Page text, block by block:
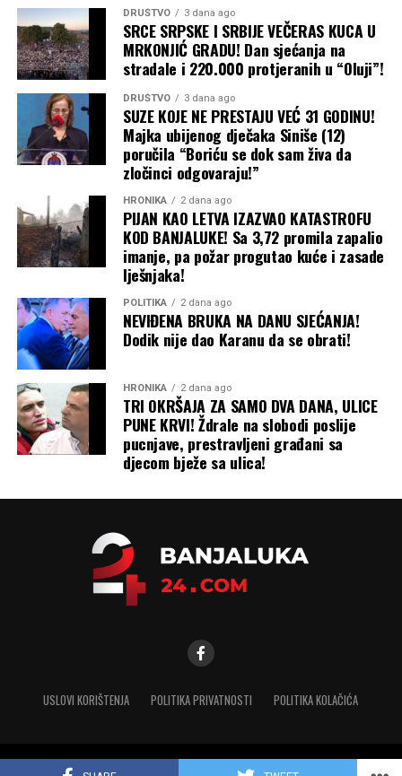
DRUŠTVO 3 dana ago
SRCE SRPSKE I SRBIJE VEČERAS KUCA U
MRKONJIĆ GRADU! Dan sjećanja na
stradale i 220.000 protjeranih u “Oluji”!
DRUŠTVO 3 dana ago
SUZE KOJE NE PRESTAJU VEĆ 31 GODINU!
Majka ubijenog dječaka Siniše (12)
poručila “Boriću se dok sam živa da
zločinci odgovaraju!”
HRONIKA 2 dana ago
PIJAN KAO LETVA IZAZVAO KATASTROFU
KOD BANJALUKE! Sa 3,72 promila zapalio
imanje, pa požar progutao kuće i zasade
lješnjaka!
POLITIKA 2 dana ago
NEVIĐENA BRUKA NA DANU SJEĆANJA!
Dodik nije dao Karanu da se obrati!
HRONIKA 2 dana ago
TRI OKRŠAJA ZA SAMO DVA DANA, ULICE
PUNE KRVI! Ždrale na slobodi poslije
pucnjave, prestravljeni građani sa
djecom bježe sa ulica!
USLOVI KORIŠTENJA POLITIKA PRIVATNOSTI POLITIKA KOLAČIĆA
Copyright © 2025 banjaluka-24.com. Sva prava zadržana